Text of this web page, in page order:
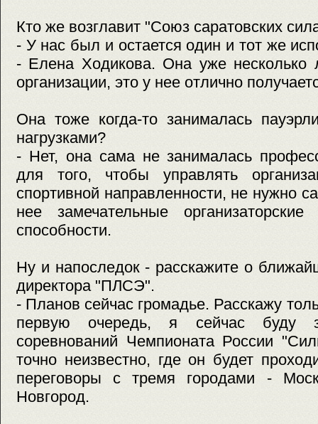
Кто же возглавит "Союз саратовских
- У нас был и остается один и тот же
- Елена Ходикова. Она уже несколько
организации, это у нее отлично
Она тоже когда-то занималась
нагрузками?
- Нет, она сама не занималась
для того, чтобы управлять
спортивной направленности, не нужно
нее замечательные
способности.
Ну и напоследок - расскажите о
директора "ПЛСЭ".
- Планов сейчас громадье. Расскажу
первую очередь, я сейчас буду
соревнований Чемпионата России
точно неизвестно, где он будет
переговоры с тремя городами -
Новгород.